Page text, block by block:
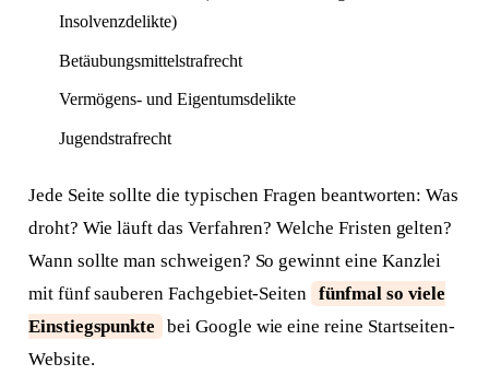
Insolvenzdelikte)
Betäubungsmittelstrafrecht
Vermögens- und Eigentumsdelikte
Jugendstrafrecht
Jede Seite sollte die typischen Fragen beantworten: Was
droht? Wie läuft das Verfahren? Welche Fristen gelten?
Wann sollte man schweigen? So gewinnt eine Kanzlei
mit fünf sauberen Fachgebiet-Seiten fünfmal so viele
Einstiegspunkte
bei Google wie eine reine Startseiten-
Website.